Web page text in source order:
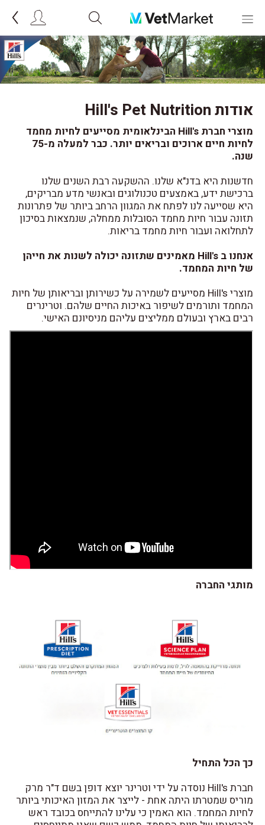
אודות Hill's Pet Nutrition
מוצרי חברת Hill's הבינלאומית מסייעים לחיות מחמד
לחיות חיים ארוכים ובריאים יותר. כבר למעלה מ-75
שנה.
חדשנות היא בדנ"א שלנו. ההשקעה רבת השנים שלנו
ברכישת ידע, באמצעים טכנולוגים ובאנשי מדע מבריקים,
היא שסייעה לנו לפתח את המגוון הרחב ביותר של פתרונות
תזונה עבור חיות מחמד הסובלות ממחלה, שנמצאות בסיכון
לתחלואה ועבור חיות מחמד בריאות.
אנחנו ב Hill's מאמינים שתזונה יכולה לשנות את חייהן
של חיות המחמד.
מוצרי Hill's מסייעים לשמירה על כשירותן ובריאותן של חיות
המחמד ותורמים לשיפור באיכות החיים שלהם. וטרינרים
רבים בארץ ובעולם ממליצים עליהם מניסיונם האישי.
מותגי החברה
כך הכל התחיל
חברת Hill's נוסדה על ידי וטרינר יוצא דופן בשם ד"ר מרק
מוריס שמטרתו היתה אחת - לייצר את המזון האיכותי ביותר
לחיות המחמד. הוא האמין כי עלינו להתייחס בכובד ראש